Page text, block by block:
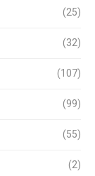
(25)
(32)
(107)
(99)
(55)
(2)